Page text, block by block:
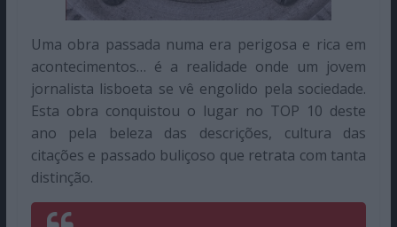
Uma obra passada numa era perigosa e rica em
acontecimentos… é a realidade onde um jovem
jornalista lisboeta se vê engolido pela sociedade.
Esta obra conquistou o lugar no TOP 10 deste
ano pela beleza das descrições, cultura das
citações e passado buliçoso que retrata com tanta
distinção.